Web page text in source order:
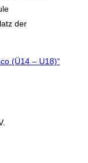
der
(Ü14 – U18)“